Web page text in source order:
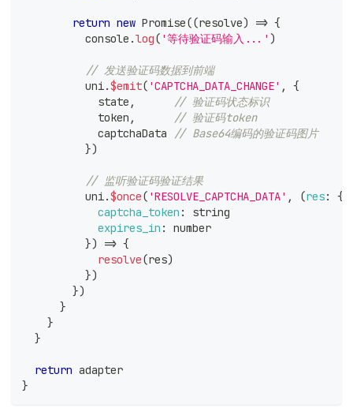
return new Promise((resolve) => {
console .log( '等待验证码输入...' )
// 发送验证码数据到前端
          uni
.$emit( 'CAPTCHA_DATA_CHANGE' ,
{
            state
,
// 验证码状态标识
            token
,
// 验证码token
            captchaData
// Base64编码的验证码图片
})
// 监听验证码验证结果
          uni
.$once( 'RESOLVE_CAPTCHA_DATA' , (res:
{
captcha_token :
string
expires_in :
number
}) => {
resolve(res)
})
})
}
}
}
return adapter
}